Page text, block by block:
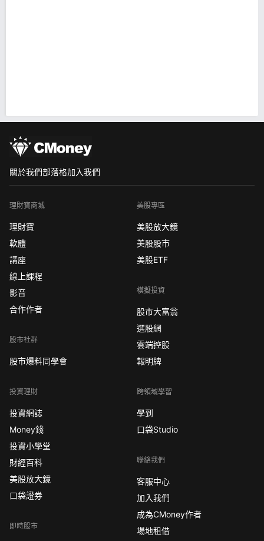
關於我們部落格加入我們
理財寶商城
理財寶
軟體
講座
線上課程
影音
合作作者
股市社群
股市爆料同學會
投資理財
投資網誌
Money錢
投資小學堂
財經百科
美股放大鏡
口袋證券
即時股市
美股專區
美股放大鏡
美股股市
美股ETF
模擬投資
股市大富翁
選股網
雲端控股
報明牌
跨領域學習
學到
口袋Studio
聯絡我們
客服中心
加入我們
成為CMoney作者
場地租借